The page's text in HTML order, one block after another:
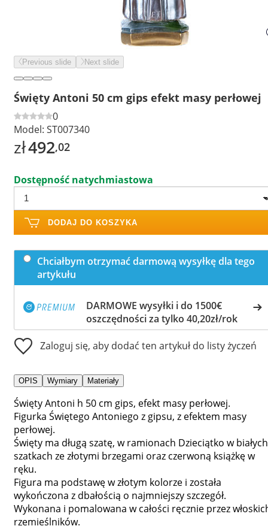
Previous slide Next slide
Święty Antoni 50 cm gips efekt masy perłowej
0
Model: ST007340
zł492,02
Dostępność natychmiastowa
DODAJ DO KOSZYKA
Chciałbym otrzymać darmową wysyłkę dla tego
artykułu
DARMOWE wysyłki i do 1500€
oszczędności za tylko 40,20zł/rok
Zaloguj się, aby dodać ten artykuł do listy życzeń
OPIS Wymiary Materiały
Święty Antoni h 50 cm gips, efekt masy perłowej.
Figurka Świętego Antoniego z gipsu, z efektem masy
perłowej.
Święty ma długą szatę, w ramionach Dzieciątko w białych
szatkach ze złotymi brzegami oraz czerwoną książkę w
ręku.
Figura ma podstawę w złotym kolorze i została
wykończona z dbałością o najmniejszy szczegół.
Wykonana i pomalowana w całości ręcznie przez
rzemieślników.